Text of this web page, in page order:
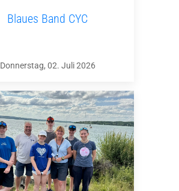
Blaues Band CYC
Donnerstag, 02. Juli 2026